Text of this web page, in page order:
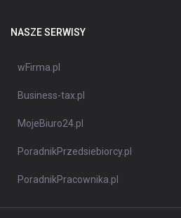
NASZE SERWISY
wFirma.pl
Business-tax.pl
MojeBiuro24.pl
PoradnikPrzedsiebiorcy.pl
PoradnikPracownika.pl